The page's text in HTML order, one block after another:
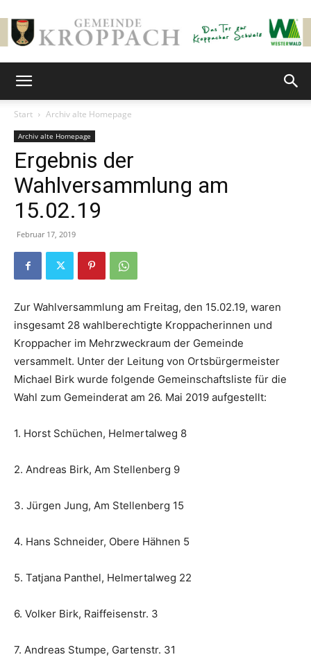
Start Archiv alte Homepage
Archiv alte Homepage
Ergebnis der
Wahlversammlung am
15.02.19
Februar 17, 2019
Zur Wahlversammlung am Freitag, den 15.02.19, waren
insgesamt 28 wahlberechtigte Kroppacherinnen und
Kroppacher im Mehrzweckraum der Gemeinde
versammelt. Unter der Leitung von Ortsbürgermeister
Michael Birk wurde folgende Gemeinschaftsliste für die
Wahl zum Gemeinderat am 26. Mai 2019 aufgestellt:
1. Horst Schüchen, Helmertalweg 8
2. Andreas Birk, Am Stellenberg 9
3. Jürgen Jung, Am Stellenberg 15
4. Hans Schneider, Obere Hähnen 5
5. Tatjana Panthel, Helmertalweg 22
6. Volker Birk, Raiffeisenstr. 3
7. Andreas Stumpe, Gartenstr. 31